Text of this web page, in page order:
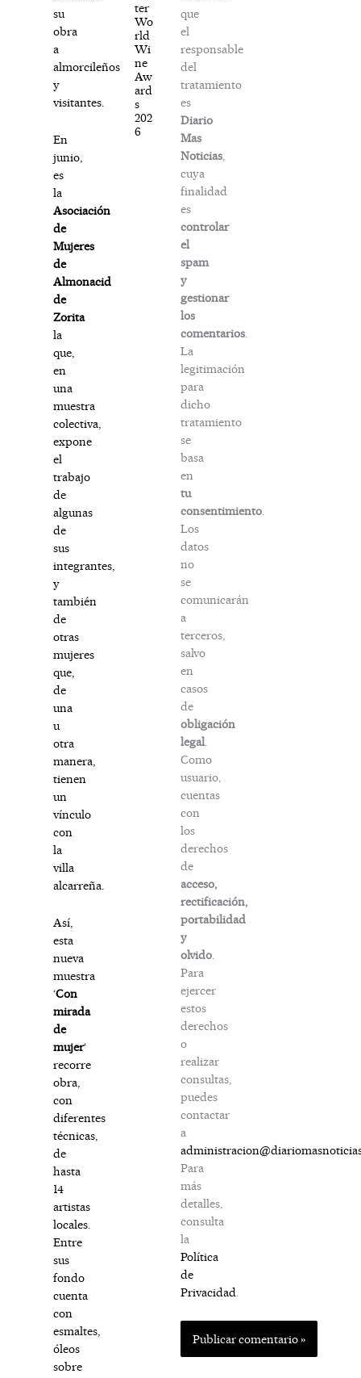
su
obra
a
almorcileños
y
visitantes.
En
junio,
es
la
Asociación
de
Mujeres
de
Almonacid
de
Zorita
la
que,
en
una
muestra
colectiva,
expone
el
trabajo
de
algunas
de
sus
integrantes,
y
también
de
otras
mujeres
que,
de
una
u
otra
manera,
tienen
un
vínculo
con
la
villa
alcarreña.
Así,
esta
nueva
muestra
‘Con
mirada
de
mujer‘
recorre
obra,
con
diferentes
técnicas,
de
hasta
14
artistas
locales.
Entre
sus
fondo
cuenta
con
esmaltes,
óleos
sobre
ter
Wo
rld
Wi
ne
Aw
ard
s
202
6
que
el
responsable
del
tratamiento
es
Diario
Mas
Noticias,
cuya
finalidad
es
controlar
el
spam
y
gestionar
los
comentarios.
La
legitimación
para
dicho
tratamiento
se
basa
en
tu
consentimiento.
Los
datos
no
se
comunicarán
a
terceros,
salvo
en
casos
de
obligación
legal.
Como
usuario,
cuentas
con
los
derechos
de
acceso,
rectificación,
portabilidad
y
olvido.
Para
ejercer
estos
derechos
o
realizar
consultas,
puedes
contactar
a
Para
más
detalles,
consulta
la
Política
de
Privacidad